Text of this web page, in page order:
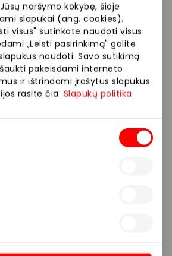
naršymo kokybę, šioje
slapukai (ang. cookies).
visus" sutinkate naudoti visus
„Leisti pasirinkimą" galite
naudoti. Savo sutikimą
pakeisdami interneto
ir ištrindami įrašytus slapukus.
rasite čia: Slapukų politika